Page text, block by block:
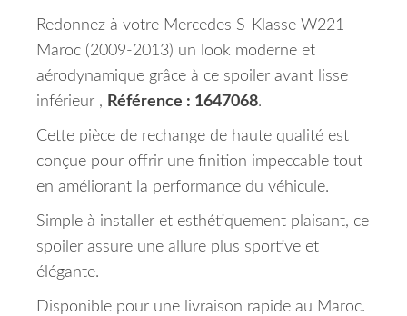
Redonnez à votre Mercedes S-Klasse W221
Maroc (2009-2013) un look moderne et
aérodynamique grâce à ce spoiler avant lisse
inférieur , Référence : 1647068.
Cette pièce de rechange de haute qualité est
conçue pour offrir une finition impeccable tout
en améliorant la performance du véhicule.
Simple à installer et esthétiquement plaisant, ce
spoiler assure une allure plus sportive et
élégante.
Disponible pour une livraison rapide au Maroc.